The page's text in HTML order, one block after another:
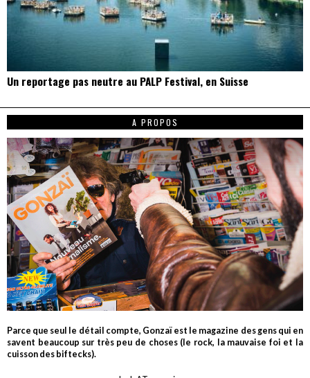
Un reportage pas neutre au PALP Festival, en Suisse
A PROPOS
Parce que seul le détail compte, Gonzaï est le magazine des gens qui en
savent beaucoup sur très peu de choses (le rock, la mauvaise foi et la
cuisson des biftecks).